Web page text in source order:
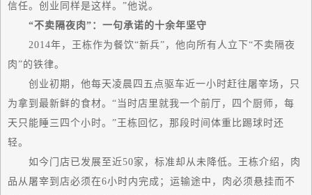
信任。创业同样是这样。”他说。
“不卖隔夜肉”：一句承诺的十余年坚守
2014年，王栋作为餐饮“新兵”，他向所有人立下“不卖隔夜
肉”的铁律。
创业初期，他每天凌晨四五点驱车近一小时赶往屠宰场，只
为拿到 最新鲜的食材。“当时店里就我一个前厅，四个厨师，每
天只能睡三四个小时。”王栋回忆，那段时间体重比踢球时还
轻。
如今门店已发展至近50家，标准却从未降低。王栋介绍，肉
品从屠宰到店必须在6小时内完成；运输途中，肉必须悬挂而不